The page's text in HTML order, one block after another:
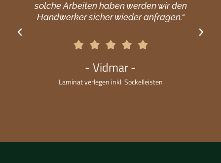
solche Arbeiten haben werden wir den
Handwerker sicher wieder anfragen.“
- Vidmar -
Laminat verlegen inkl. Sockelleisten